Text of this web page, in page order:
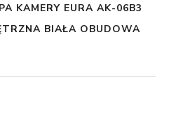
KAMERY EURA AK-06B3
BIAŁA OBUDOWA